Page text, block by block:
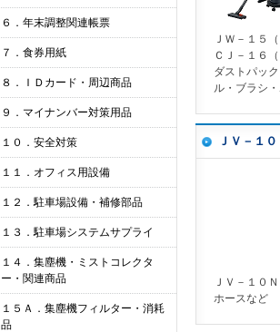
ＪＷ－１５
ＣＪ－１６
ダストパッ
ル・ブラシ
ＪＶ－１
ＪＶ－１０Ｎ
ホースなど
６．年末調整関連帳票
７．食券用紙
８．ＩＤカード・周辺商品
９．マイナンバー対策用品
１０．安全対策
１１．オフィス用設備
１２．駐車場設備・補修部品
１３．駐車場システムサプライ
１４．集塵機・ミストコレクタ
ー・関連商品
１５Ａ．集塵機フィルター・消耗
品